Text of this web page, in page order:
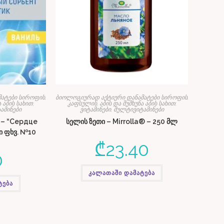
სიროფის,
სახით;
– “Сердце
ფხვ. №10
ბიოლოგიურად აქტიური დანამატები სიროფის,
კაფსულის, აბის და შუშხუნა აბის სახით;
ვიტამინები, მულტივიტამინები
სელის ზეთი – Mirrolla® – 250 მლ
₾23.40
კალათაში დამატება